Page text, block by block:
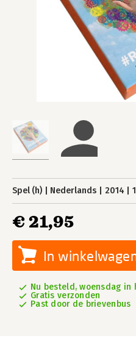
Spel (h) Nederlands 2014
€ 21,95
In
Nu besteld, woensdag in
Gratis verzonden
Past door de brievenbus